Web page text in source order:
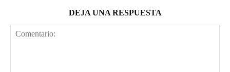
DEJA UNA RESPUESTA